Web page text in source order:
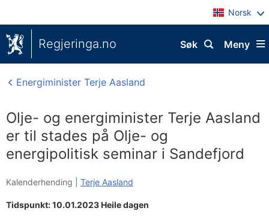
Norsk
Regjeringa.no Meny
Søk
Energiminister Terje Aasland
Olje- og energiminister Terje Aasland
er til stades på Olje- og
energipolitisk seminar i Sandefjord
Kalenderhending | Terje Aasland
Tidspunkt: 10.01.2023 Heile dagen